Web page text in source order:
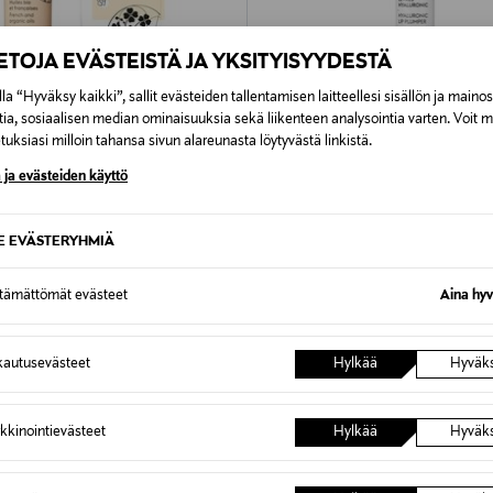
EVÄSTEISTÄ JA YKSITYISYYDESTÄ
“Hyväksy kaikki”, sallit evästeiden tallentamisen laitteellesi sisällön ja
sosiaalisen median ominaisuuksia sekä liikenteen analysointia varten. Voit
milloin tahansa sivun alareunasta löytyvästä linkistä.
ja evästeiden käyttö
EVÄSTERYHMIÄ
evästeet Aina
Hylkää
Hylkää